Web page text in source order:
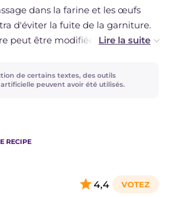
dans la farine et les œufs
d'éviter la fuite de la garniture.
peut être modifiée à votre guise,
(le provolone et la scamorza sont
la cuisson.
un effet fondant, il vaut
le fromage et les autres
de certains textes, des outils
peuvent avoir été utilisés.
RECIPE
4,4